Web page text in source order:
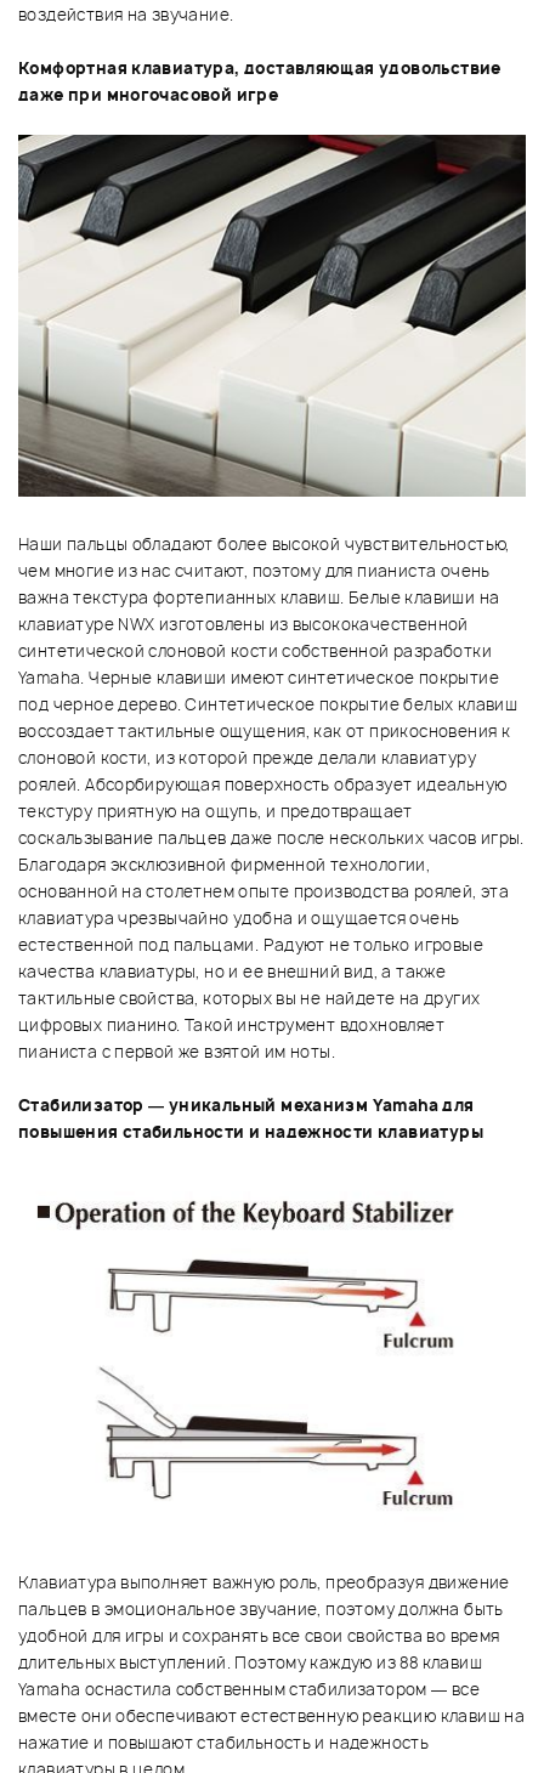
воздействия на звучание.
Комфортная клавиатура, доставляющая удовольствие
даже при многочасовой игре
Наши пальцы обладают более высокой чувствительностью,
чем многие из нас считают, поэтому для пианиста очень
важна текстура фортепианных клавиш. Белые клавиши на
клавиатуре NWX изготовлены из высококачественной
синтетической слоновой кости собственной разработки
Yamaha. Черные клавиши имеют синтетическое покрытие
под черное дерево. Синтетическое покрытие белых клавиш
воссоздает тактильные ощущения, как от прикосновения к
слоновой кости, из которой прежде делали клавиатуру
роялей. Абсорбирующая поверхность образует идеальную
текстуру приятную на ощупь, и предотвращает
соскальзывание пальцев даже после нескольких часов игры.
Благодаря эксклюзивной фирменной технологии,
основанной на столетнем опыте производства роялей, эта
клавиатура чрезвычайно удобна и ощущается очень
естественной под пальцами. Радуют не только игровые
качества клавиатуры, но и ее внешний вид, а также
тактильные свойства, которых вы не найдете на других
цифровых пианино. Такой инструмент вдохновляет
пианиста с первой же взятой им ноты.
Стабилизатор — уникальный механизм Yamaha для
повышения стабильности и надежности клавиатуры
Клавиатура выполняет важную роль, преобразуя движение
пальцев в эмоциональное звучание, поэтому должна быть
удобной для игры и сохранять все свои свойства во время
длительных выступлений. Поэтому каждую из 88 клавиш
Yamaha оснастила собственным стабилизатором — все
вместе они обеспечивают естественную реакцию клавиш на
нажатие и повышают стабильность и надежность